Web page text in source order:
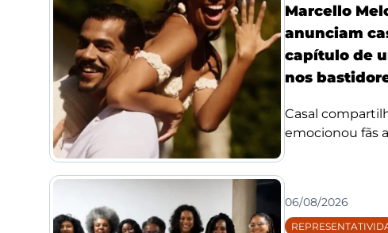
Marcello
anunciam
capítulo de
nos
Casal
emocionou fãs
06/08/2026